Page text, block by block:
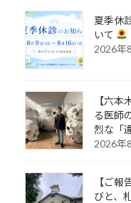
夏季休
いて
2026年
【六本
る医師
烈な「
2026年
【ご
びと、